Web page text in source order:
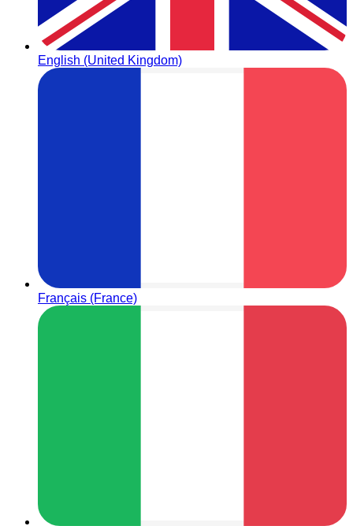
English (United Kingdom)
Français (France)